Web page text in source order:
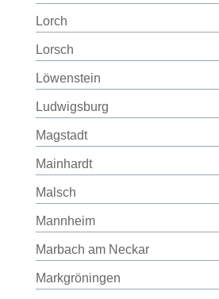
Lorch
Lorsch
Löwenstein
Ludwigsburg
Magstadt
Mainhardt
Malsch
Mannheim
Marbach am Neckar
Markgröningen